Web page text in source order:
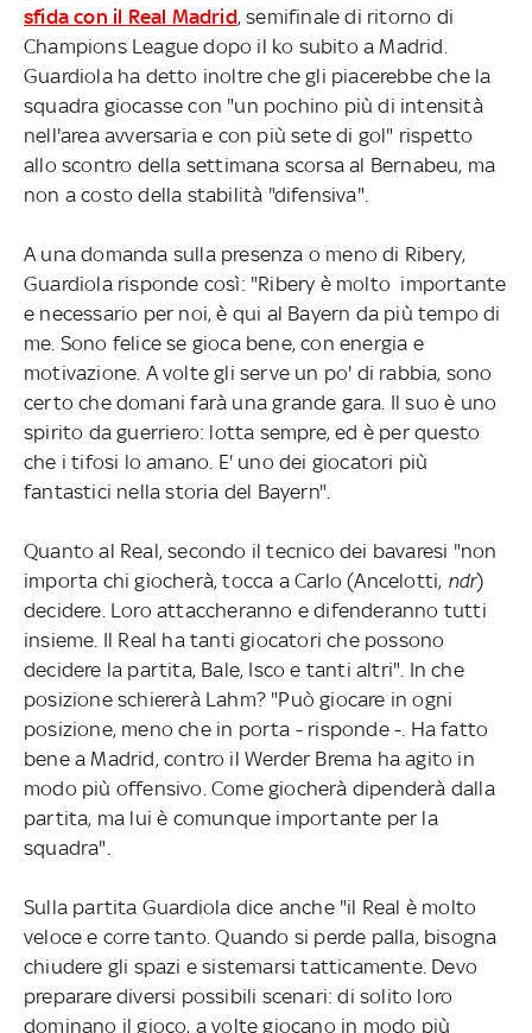
sfida con il Real Madrid, semifinale di ritorno di
Champions League dopo il ko subito a Madrid.
Guardiola ha detto inoltre che gli piacerebbe che la
squadra giocasse con "un pochino più di intensità
nell'area avversaria e con più sete di gol" rispetto
allo scontro della settimana scorsa al Bernabeu, ma
non a costo della stabilità "difensiva".
A una domanda sulla presenza o meno di Ribery,
Guardiola risponde così: "Ribery è molto importante
e necessario per noi, è qui al Bayern da più tempo di
me. Sono felice se gioca bene, con energia e
motivazione. A volte gli serve un po' di rabbia, sono
certo che domani farà una grande gara. Il suo è uno
spirito da guerriero: lotta sempre, ed è per questo
che i tifosi lo amano. E' uno dei giocatori più
fantastici nella storia del Bayern".
Quanto al Real, secondo il tecnico dei bavaresi "non
importa chi giocherà, tocca a Carlo (Ancelotti, ndr)
decidere. Loro attaccheranno e difenderanno tutti
insieme. Il Real ha tanti giocatori che possono
decidere la partita, Bale, Isco e tanti altri". In che
posizione schiererà Lahm? "Può giocare in ogni
posizione, meno che in porta - risponde -. Ha fatto
bene a Madrid, contro il Werder Brema ha agito in
modo più offensivo. Come giocherà dipenderà dalla
partita, ma lui è comunque importante per la
squadra".
Sulla partita Guardiola dice anche "il Real è molto
veloce e corre tanto. Quando si perde palla, bisogna
chiudere gli spazi e sistemarsi tatticamente. Devo
preparare diversi possibili scenari: di solito loro
dominano il gioco, a volte giocano in modo più